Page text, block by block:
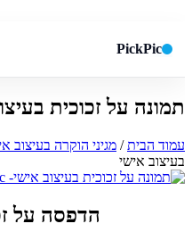
PickPic
תמונה על זכוכית
עמוד הבית/ מגיני הוקרה בעיצוב
בעיצוב אישי
הדפסה על